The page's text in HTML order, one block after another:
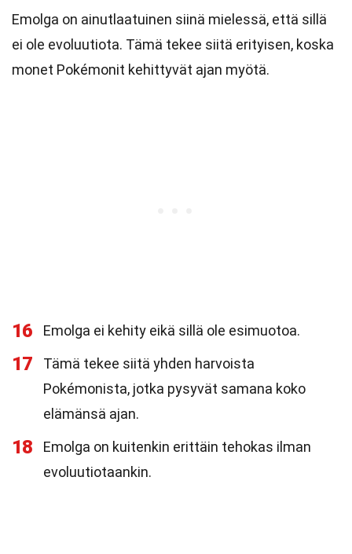
Emolga on ainutlaatuinen siinä mielessä, että sillä
ei ole evoluutiota. Tämä tekee siitä erityisen, koska
monet Pokémonit kehittyvät ajan myötä.
16 Emolga ei kehity eikä sillä ole esimuotoa.
17
Tämä tekee siitä yhden harvoista
Pokémonista, jotka pysyvät samana koko
elämänsä ajan.
18
Emolga on kuitenkin erittäin tehokas ilman
evoluutiotaankin.